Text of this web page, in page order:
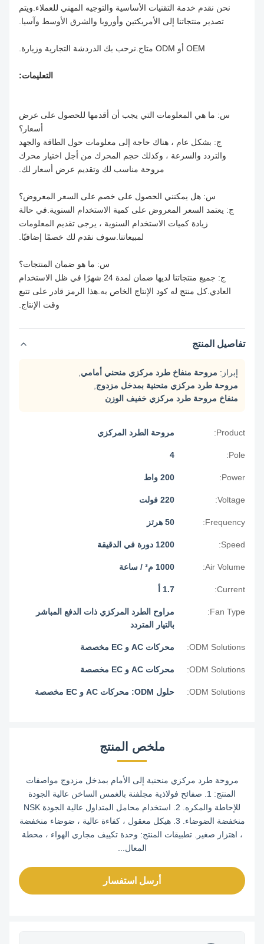
نحن نقدم خدمة التقنيات الأساسية والتوجيه المهني للعملاء.ويتم
تصدير منتجاتنا إلى الأمريكتين وأوروبا والشرق الأوسط وآسيا.
التعليمات:
س: ما هي المعلومات التي يجب أن أقدمها للحصول على عرض
أسعار؟
ج: بشكل عام ، هناك حاجة إلى معلومات حول الطاقة والجهد
والتردد والسرعة ، وكذلك حجم المحرك من أجل اختيار محرك
مروحة مناسب لك وتقديم عرض أسعار لك.
س: هل يمكنني الحصول على خصم على السعر المعروض؟
ج: يعتمد السعر المعروض على كمية الاستخدام السنوية.في حالة
زيادة كميات الاستخدام السنوية ، يرجى تقديم المعلومات
لمبيعاتنا.سوف نقدم لك خصمًا إضافيًا.
س: ما هو ضمان المنتجات؟
ج: جميع منتجاتنا لديها ضمان لمدة 24 شهرًا في ظل الاستخدام
العادي.كل منتج له كود الإنتاج الخاص به.هذا الرمز قادر على تتبع
وقت الإنتاج.
تفاصيل المنتج
مروحة منفاخ طرد مركزي منحني أمامي ,
مروحة طرد مركزي منحنية بمدخل مزدوج,
منفاخ مروحة طرد مركزي خفيف الوزن
Product: مروحة الطرد المركزي
Power:
Voltage:
Frequency:
Speed:
Air Volume:
Current:
Fan Type:
مراوح الطرد المركزي ذات الدفع المباشر
بالتيار المتردد
ODM Solutions: محركات AC و EC مخصصة
ODM Solutions: محركات AC و EC مخصصة
ODM Solutions: حلول ODM: محركات AC و EC مخصصة
ملخص المنتج
مروحة طرد مركزي منحنية إلى الأمام بمدخل مزدوج مواصفات
المنتج: 1. صفائح فولاذية مجلفنة بالغمس الساخن عالية الجودة
للإحاطة والمكره. 2. استخدام محامل المتداول عالية الجودة NSK
منخفضة الضوضاء. 3. هيكل معقول ، كفاءة عالية ، ضوضاء منخفضة
، اهتزاز صغير. تطبيقات المنتج: وحدة تكييف مجاري الهواء ، محطة
المعال...
أرسل استفسار